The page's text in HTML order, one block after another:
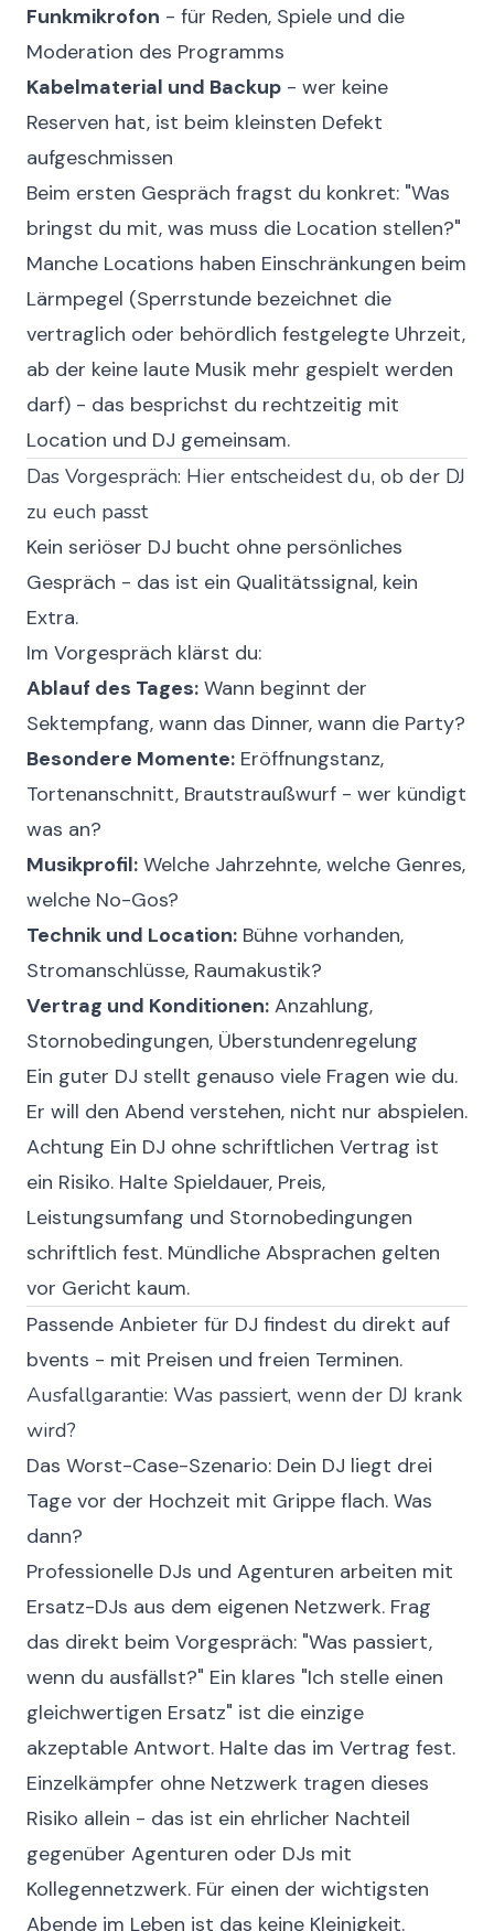
Funkmikrofon - für Reden, Spiele und die
Moderation des Programms
Kabelmaterial und Backup - wer keine
Reserven hat, ist beim kleinsten Defekt
aufgeschmissen
Beim ersten Gespräch fragst du konkret: "Was
bringst du mit, was muss die Location stellen?"
Manche Locations haben Einschränkungen beim
Lärmpegel (Sperrstunde bezeichnet die
vertraglich oder behördlich festgelegte Uhrzeit,
ab der keine laute Musik mehr gespielt werden
darf) - das besprichst du rechtzeitig mit
Location und DJ gemeinsam.
Das Vorgespräch: Hier entscheidest du, ob der DJ
zu euch passt
Kein seriöser DJ bucht ohne persönliches
Gespräch - das ist ein Qualitätssignal, kein
Extra.
Im Vorgespräch klärst du:
Ablauf des Tages: Wann beginnt der
Sektempfang, wann das Dinner, wann die Party?
Besondere Momente: Eröffnungstanz,
Tortenanschnitt, Brautstraußwurf - wer kündigt
was an?
Musikprofil: Welche Jahrzehnte, welche Genres,
welche No-Gos?
Technik und Location: Bühne vorhanden,
Stromanschlüsse, Raumakustik?
Vertrag und Konditionen: Anzahlung,
Stornobedingungen, Überstundenregelung
Ein guter DJ stellt genauso viele Fragen wie du.
Er will den Abend verstehen, nicht nur abspielen.
Achtung Ein DJ ohne schriftlichen Vertrag ist
ein Risiko. Halte Spieldauer, Preis,
Leistungsumfang und Stornobedingungen
schriftlich fest. Mündliche Absprachen gelten
vor Gericht kaum.
Passende Anbieter für DJ findest du direkt auf
bvents - mit Preisen und freien Terminen.
Ausfallgarantie: Was passiert, wenn der DJ krank
wird?
Das Worst-Case-Szenario: Dein DJ liegt drei
Tage vor der Hochzeit mit Grippe flach. Was
dann?
Professionelle DJs und Agenturen arbeiten mit
Ersatz-DJs aus dem eigenen Netzwerk. Frag
das direkt beim Vorgespräch: "Was passiert,
wenn du ausfällst?" Ein klares "Ich stelle einen
gleichwertigen Ersatz" ist die einzige
akzeptable Antwort. Halte das im Vertrag fest.
Einzelkämpfer ohne Netzwerk tragen dieses
Risiko allein - das ist ein ehrlicher Nachteil
gegenüber Agenturen oder DJs mit
Kollegennetzwerk. Für einen der wichtigsten
Abende im Leben ist das keine Kleinigkeit.